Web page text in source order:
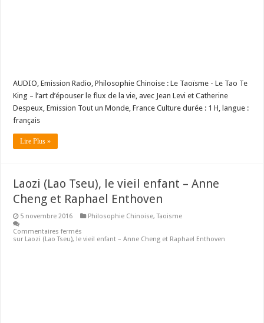
AUDIO, Emission Radio, Philosophie Chinoise : Le Taoïsme - Le Tao Te
King – l’art d’épouser le flux de la vie, avec Jean Levi et Catherine
Despeux, Emission Tout un Monde, France Culture durée : 1 H, langue :
français
Lire Plus »
Laozi (Lao Tseu), le vieil enfant – Anne
Cheng et Raphael Enthoven
5 novembre 2016 Philosophie Chinoise,Taoisme
Commentaires fermés
sur Laozi (Lao Tseu), le vieil enfant – Anne Cheng et Raphael Enthoven